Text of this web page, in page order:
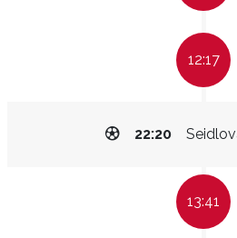
12:17
22:20
13:41